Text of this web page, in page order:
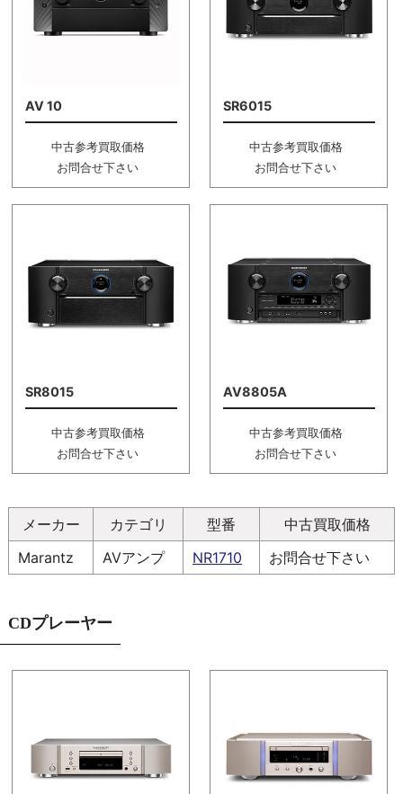
AV 10
中古参考買取価格
お問合せ下さい
SR6015
中古参考買取価格
お問合せ下さい
SR8015
中古参考買取価格
お問合せ下さい
AV8805A
中古参考買取価格
お問合せ下さい
メーカー カテゴリ 型番
中古買取価格
Marantz
AVアンプ NR1710 お問合せ下さい
CDプレーヤー